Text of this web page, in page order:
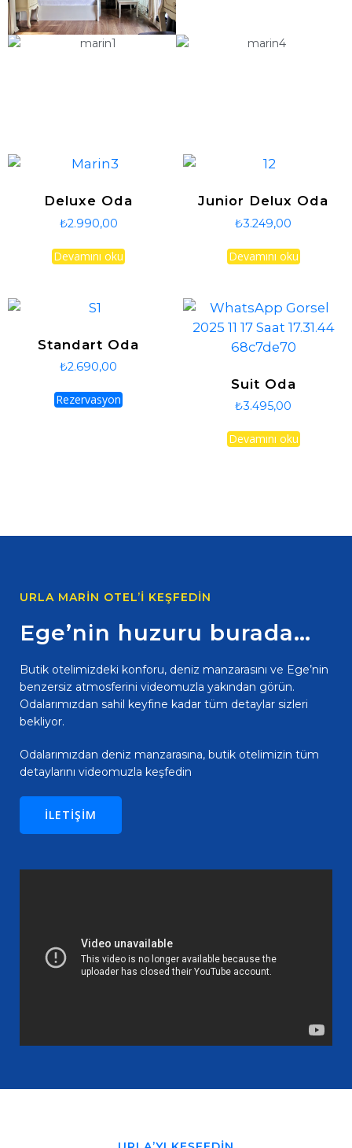
Deluxe Oda
₺2.990,00
Devamını oku
Junior Delux Oda
₺3.249,00
Devamını oku
Standart Oda
₺2.690,00
Rezervasyon
Suit Oda
₺3.495,00
Devamını oku
URLA MARIN OTEL’I KEŞFEDIN
Ege’nin huzuru burada…
Butik otelimizdeki konforu, deniz manzarasını ve Ege’nin
benzersiz atmosferini videomuzla yakından görün.
Odalarımızdan sahil keyfine kadar tüm detaylar sizleri
bekliyor.
Odalarımızdan deniz manzarasına, butik otelimizin tüm
detaylarını videomuzla keşfedin
ILETIŞIM